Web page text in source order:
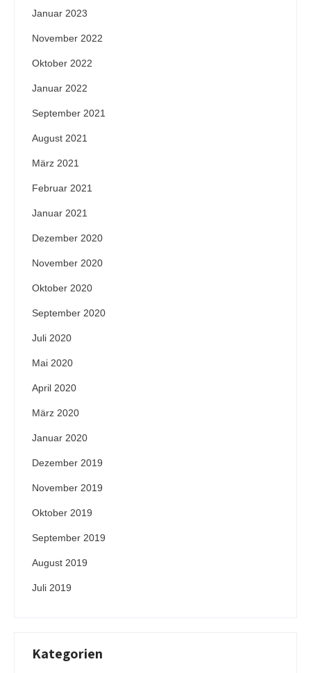
Januar 2023
November 2022
Oktober 2022
Januar 2022
September 2021
August 2021
März 2021
Februar 2021
Januar 2021
Dezember 2020
November 2020
Oktober 2020
September 2020
Juli 2020
Mai 2020
April 2020
März 2020
Januar 2020
Dezember 2019
November 2019
Oktober 2019
September 2019
August 2019
Juli 2019
Kategorien